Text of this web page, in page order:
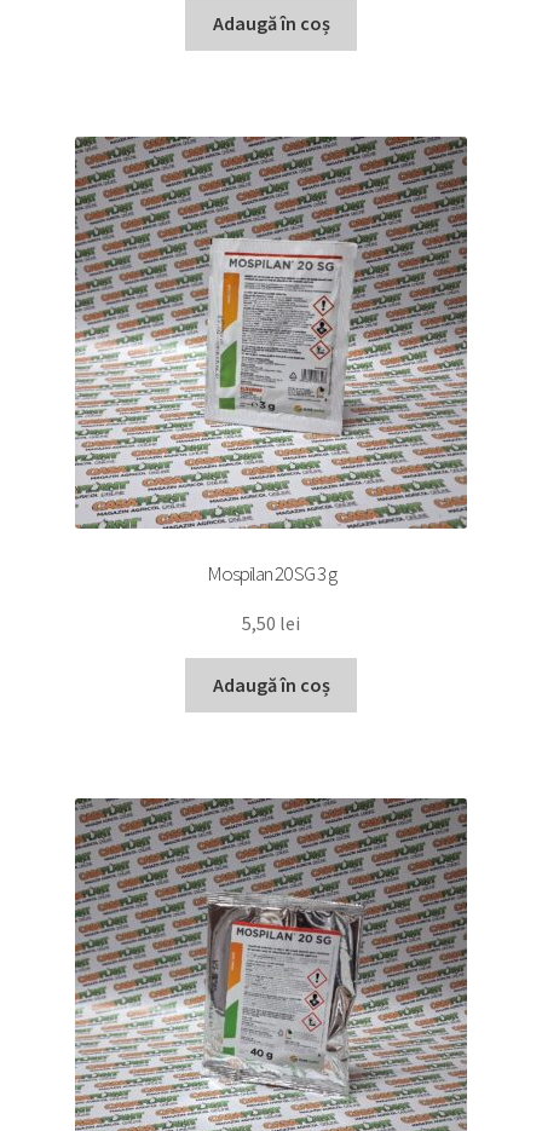
Adaugă în coș
Mospilan 20 SG 3 g
5,50 lei
Adaugă în coș